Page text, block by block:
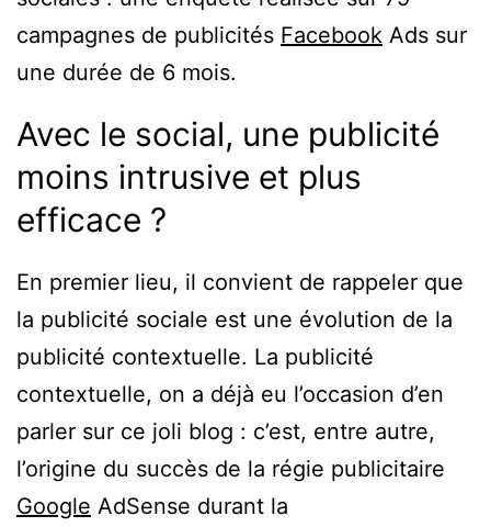
campagnes de publicités Facebook Ads sur
une durée de 6 mois.
Avec le social, une publicité
moins intrusive et plus
efficace ?
En premier lieu, il convient de rappeler que
la publicité sociale est une évolution de la
publicité contextuelle. La publicité
contextuelle, on a déjà eu l’occasion d’en
parler sur ce joli blog : c’est, entre autre,
l’origine du succès de la régie publicitaire
Google AdSense durant la